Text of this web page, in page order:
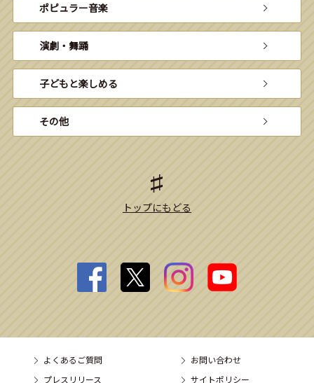
ポピュラー音楽
演劇・舞踊
子どもと楽しめる
その他
トップにもどる
よくあるご質問
お問い合わせ
プレスリリース
サイトポリシー